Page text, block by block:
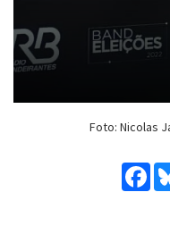
Foto: Nicolas